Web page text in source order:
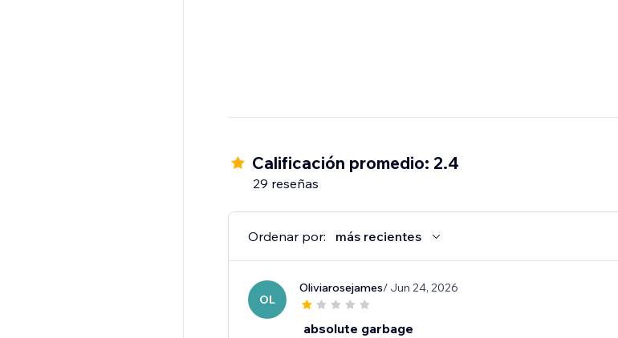
Calificación promedio: 2.4
29 reseñas
Ordenar por: más recientes
OL
Oliviarosejames/ Jun 24, 2026
absolute garbage